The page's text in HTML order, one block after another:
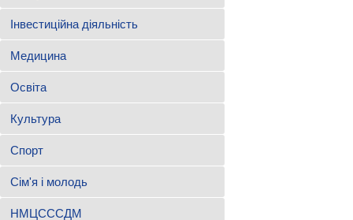
Інвестиційна діяльність
Медицина
Освіта
Культура
Спорт
Сім'я і молодь
НМЦСССДМ